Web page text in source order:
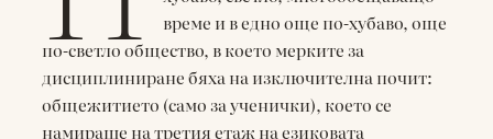
време и в едно още по-хубаво, още
по-светло общество, в което мерките за
дисциплиниране бяха на изключителна почит:
общежитието (само за ученички), което се
намираше на третия етаж на езиковата